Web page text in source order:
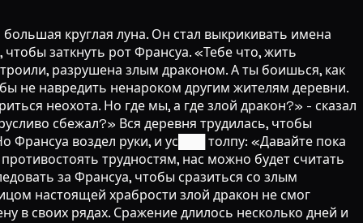
круглая луна. Он стал выкрикивать имена
заткнуть рот Франсуа. «Тебе что, жить
разрушена злым драконом. А ты боишься, как
не навредить ненароком другим жителям деревни.
неохота. Но где мы, а где злой дракон?» - сказал
сбежал?» Вся деревня трудилась, чтобы
Франсуа воздел руки, и ус███ толпу: «Давайте пока
трудностям, нас можно будет считать
за Франсуа, чтобы сразиться со злым
настоящей храбрости злой дракон не смог
в своих рядах. Сражение длилось несколько дней и